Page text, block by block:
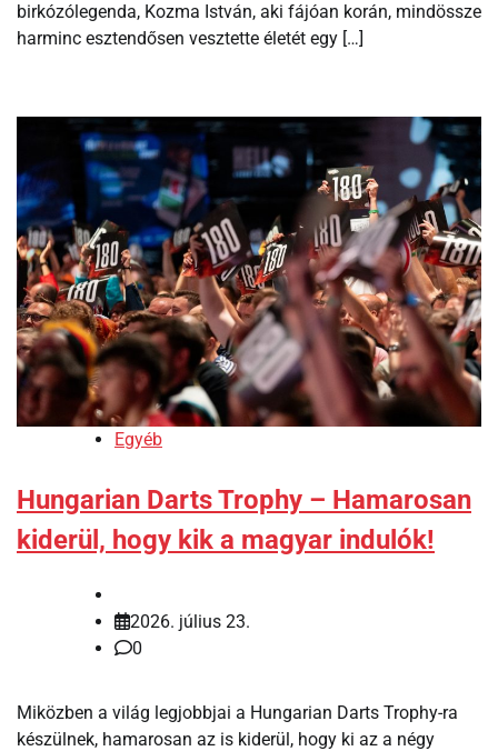
birkózólegenda, Kozma István, aki fájóan korán, mindössze
harminc esztendősen vesztette életét egy […]
Egyéb
Hungarian Darts Trophy – Hamarosan
kiderül, hogy kik a magyar indulók!
2026. július 23.
0
Miközben a világ legjobbjai a Hungarian Darts Trophy-ra
készülnek, hamarosan az is kiderül, hogy ki az a négy